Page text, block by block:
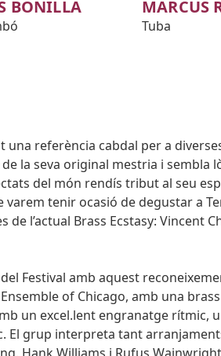
BONILLA MARCUS
Tuba
una referència cabdal per a
la seva original mestria i sembla
del món rendís tribut al seu
varem tenir ocasió de degustar a
l’actual Brass Ecstasy: Vincent
Festival amb aquest
of Chicago, amb una
un excel.lent engranatge rítmic,
El grup interpreta tant